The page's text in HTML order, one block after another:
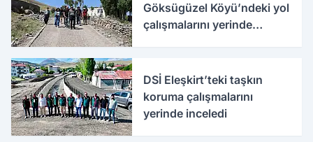
Göksügüzel Köyü’ndeki yol
çalışmalarını yerinde
DSİ Eleşkirt’teki taşkın
koruma çalışmalarını
yerinde inceledi